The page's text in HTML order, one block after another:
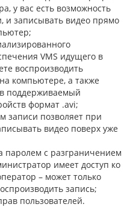
у вас есть возможность
и записывать видео прямо
VMS идущего в
воспроизводить
компьютере, а также
поддерживаемый
формат .avi;
записи позволяет при
видео поверх уже
с разграничением
имеет доступ ко
– может только
запись;
пользователей.